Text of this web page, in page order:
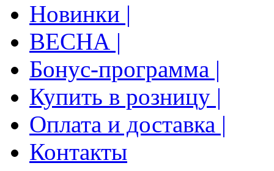
Новинки |
ВЕСНА |
Бонус-программа |
Купить в розницу |
Оплата и доставка |
Контакты